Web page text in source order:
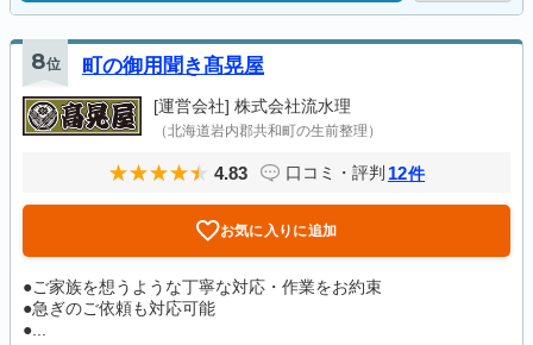
8位 町の御用聞き髙晃屋
[運営会社] 株式会社流水理
（北海道岩内郡共和町の生前整理）
4.83 口コミ・評判 12件
お気に入りに追加
●ご家族を想うような丁寧な対応・作業をお約束
●急ぎのご依頼も対応可能
●...